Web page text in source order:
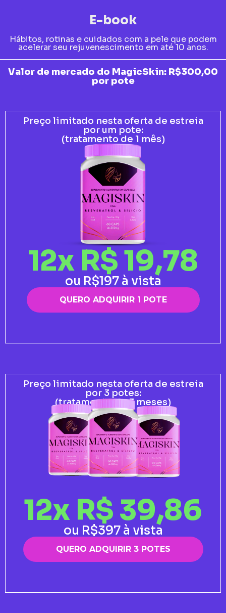
E-book
Hábitos, rotinas e cuidados com a pele que podem
acelerar seu rejuvenescimento em até 10 anos.
Valor de mercado do MagicSkin: R$300,00
por pote
Preço limitado nesta oferta de estreia
por um pote:
(tratamento de 1 mês)
12x R$ 19,78
ou R$197 à vista
QUERO ADQUIRIR 1 POTE
Preço limitado nesta oferta de estreia
por 3 potes:
(tratamento de 3 meses)
12x R$ 39,86
ou R$397 à vista
QUERO ADQUIRIR 3 POTES